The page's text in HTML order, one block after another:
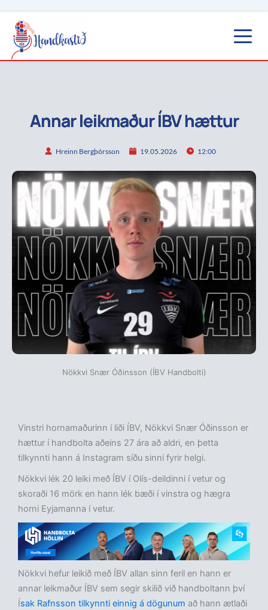
Annar leikmaður ÍBV hættur
Hreinn Bergþórsson 19.05.2026 12:00
Nökkvi Snær Óðinsson (ÍBV Handbolti)
Vinstri hornamaðurinn í liði ÍBV, Nökkvi Snær Óðinsson er
hættur í handbolta aðeins 27 ára að aldri, en þetta
tilkynnti hann á Instagram síðu sinni fyrir helgi.
Nökkvi lék 20 leiki með ÍBV í Olís-deildinni í vetur og
skoraði 16 mörk en hann lék bæði í vinstra og hægra
horni Eyjamanna í vetur.
Nökkvi hefur leikið með ÍBV allan sinn feril en hann er
annar leikmaður ÍBV sem segir skilið við handboltann því
Ísak Rafnsson tilkynnti einnig á dögunum að hann ætlaði